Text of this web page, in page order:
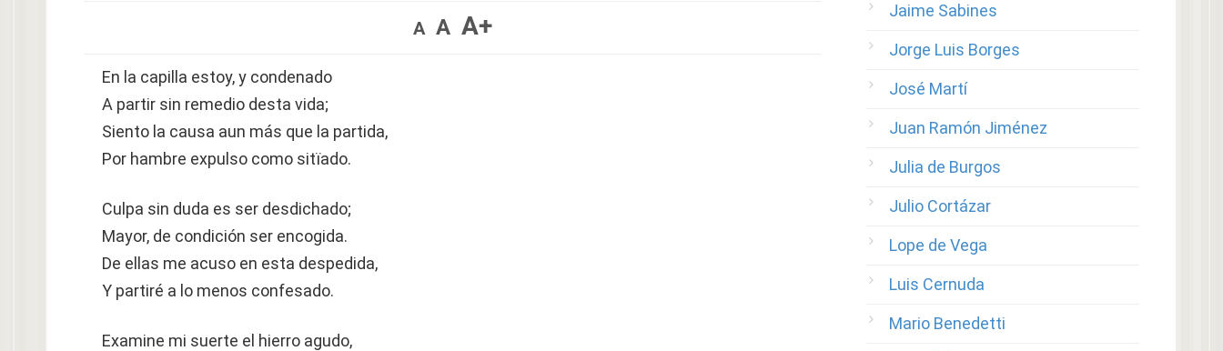
A A A+
En la capilla estoy, y condenado
A partir sin remedio desta vida;
Siento la causa aun más que la partida,
Por hambre expulso como sitïado.
Culpa sin duda es ser desdichado;
Mayor, de condición ser encogida.
De ellas me acuso en esta despedida,
Y partiré a lo menos confesado.
Examine mi suerte el hierro agudo,
Jaime Sabines
Jorge Luis Borges
José Martí
Juan Ramón Jiménez
Julia de Burgos
Julio Cortázar
Lope de Vega
Luis Cernuda
Mario Benedetti